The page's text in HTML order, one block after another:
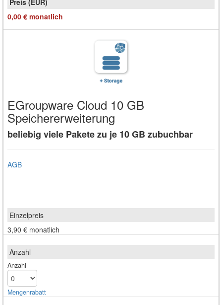
0,00 € monatlich
EGroupware Cloud 10 GB
Speichererweiterung
beliebig viele Pakete zu je 10 GB zubuchbar
AGB
3,90 € monatlich
Anzahl
Mengen­rabatt